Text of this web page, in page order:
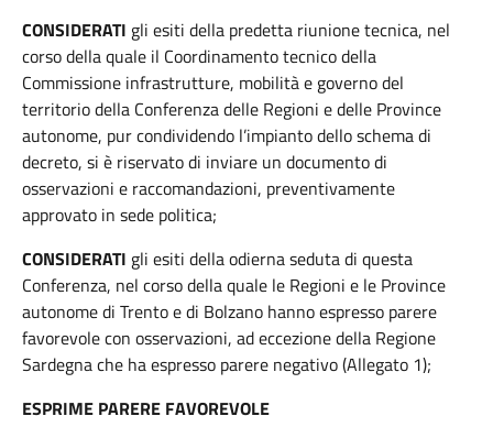
CONSIDERATI gli esiti della predetta riunione tecnica, nel
corso della quale il Coordinamento tecnico della
Commissione infrastrutture, mobilità e governo del
territorio della Conferenza delle Regioni e delle Province
autonome, pur condividendo l’impianto dello schema di
decreto, si è riservato di inviare un documento di
osservazioni e raccomandazioni, preventivamente
approvato in sede politica;
CONSIDERATI gli esiti della odierna seduta di questa
Conferenza, nel corso della quale le Regioni e le Province
autonome di Trento e di Bolzano hanno espresso parere
favorevole con osservazioni, ad eccezione della Regione
Sardegna che ha espresso parere negativo (Allegato 1);
ESPRIME PARERE FAVOREVOLE